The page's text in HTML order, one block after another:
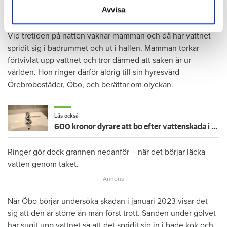
Avvisa
på kranen i duschen. Men hen stänger aldrig av vattnet.
Vid tretiden på natten vaknar mamman och då har vattnet
spridit sig i badrummet och ut i hallen. Mamman torkar
förtvivlat upp vattnet och tror därmed att saken är ur
världen. Hon ringer därför aldrig till sin hyresvärd
Örebrobostäder, Öbo, och berättar om olyckan.
Läs också
600 kronor dyrare att bo efter vattenskada i Varberg
Ringer gör dock grannen nedanför – när det börjar läcka
vatten genom taket.
När Öbo börjar undersöka skadan i januari 2023 visar det
sig att den är större än man först trott. Sanden under golvet